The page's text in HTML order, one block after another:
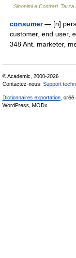
Sinonimi e Contrari. Terza
consumer— [n]
customer, end user,
348 Ant. marketer,
© Academic, 2000-2026
Contactez-nous: Support
Dictionnaires exportation ,
WordPress, MODx.